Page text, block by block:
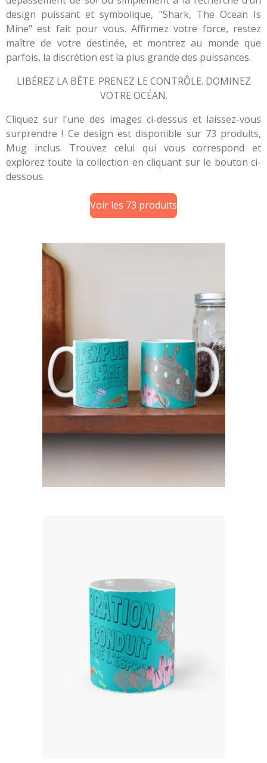
design puissant et symbolique, "Shark, The Ocean Is
Mine" est fait pour vous. Affirmez votre force, restez
maître de votre destinée, et montrez au monde que
parfois, la discrétion est la plus grande des puissances.
LIBÉREZ LA BÊTE. PRENEZ LE CONTRÔLE. DOMINEZ
VOTRE OCÉAN.
Cliquez sur l'une des images ci-dessus et laissez-vous
surprendre ! Ce design est disponible sur 73 produits,
Mug inclus. Trouvez celui qui vous correspond et
explorez toute la collection en cliquant sur le bouton ci-
dessous.
Voir les 73 produits